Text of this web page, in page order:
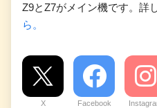
Z9とZ7がメイン機です。詳
ら。
X Facebook